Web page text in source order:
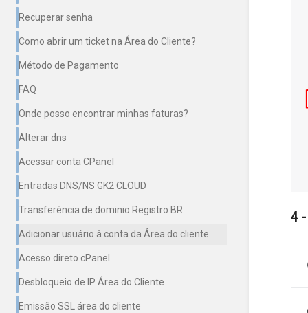
Recuperar senha
Como abrir um ticket na Área do Cliente?
Método de Pagamento
FAQ
Onde posso encontrar minhas faturas?
Alterar dns
Acessar conta CPanel
Entradas DNS/NS GK2 CLOUD
Transferência de dominio Registro BR
Adicionar usuário à conta da Área do cliente
Acesso direto cPanel
Desbloqueio de IP Área do Cliente
Emissão SSL área do cliente
4